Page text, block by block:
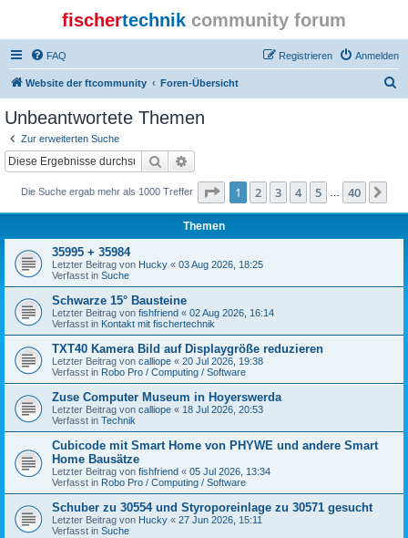
fischertechnik community forum
FAQ Anmelden
Registrieren
Website der ftcommunity Foren-Übersicht
Unbeantwortete Themen
Zur erweiterten Suche
Suche
Die Suche ergab mehr als 1000 Treffer Seite 1von 40
1 2 3 4 5 40
Themen
35995 + 35984
Letzter Beitrag von Hucky « 03 Aug 2026, 18:25
Verfasst in Suche
Schwarze 15° Bausteine
Letzter Beitrag von fishfriend « 02 Aug 2026, 16:14
Verfasst in Kontakt mit fischertechnik
TXT40 Kamera Bild auf Displaygröße reduzieren
Letzter Beitrag von calliope « 20 Jul 2026, 19:38
Verfasst in Robo Pro / Computing / Software
Zuse Computer Museum in Hoyerswerda
Letzter Beitrag von calliope « 18 Jul 2026, 20:53
Verfasst in Technik
Cubicode mit Smart Home von PHYWE und andere Smart
Home Bausätze
Letzter Beitrag von fishfriend « 05 Jul 2026, 13:34
Verfasst in Robo Pro / Computing / Software
Schuber zu 30554 und Styroporeinlage zu 30571 gesucht
Letzter Beitrag von Hucky « 27 Jun 2026, 15:11
Verfasst in Suche